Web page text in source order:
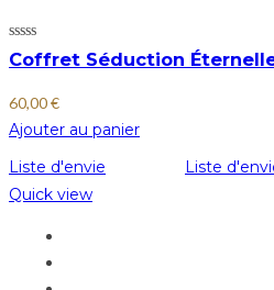
Coffret Séduction
60,00€
Ajouter au panier
Liste d'envie
Liste
Quick view